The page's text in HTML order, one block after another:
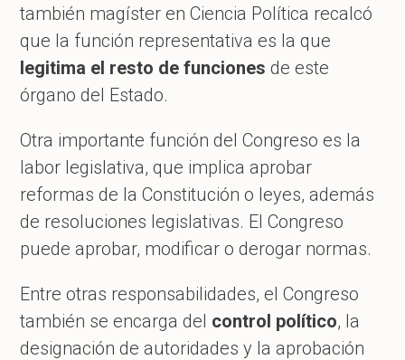
también magíster en Ciencia Política recalcó
que la función representativa es la que
legitima el resto de funciones de este
órgano del Estado.
Otra importante función del Congreso es la
labor legislativa, que implica aprobar
reformas de la Constitución o leyes, además
de resoluciones legislativas. El Congreso
puede aprobar, modificar o derogar normas.
Entre otras responsabilidades, el Congreso
también se encarga del control político, la
designación de autoridades y la aprobación